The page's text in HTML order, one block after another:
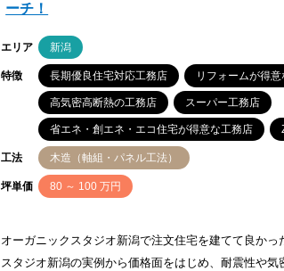
ーチ！
エリア 新潟
特徴 長期優良住宅対応工務店 リフォームが得
高気密高断熱の工務店 スーパー工務店
省エネ・創エネ・エコ住宅が得意な工務店
工法 木造（軸組・パネル工法）
坪単価 80 ～ 100 万円
オーガニックスタジオ新潟で注文住宅を建てて良かっ
スタジオ新潟の実例から価格面をはじめ、耐震性や気